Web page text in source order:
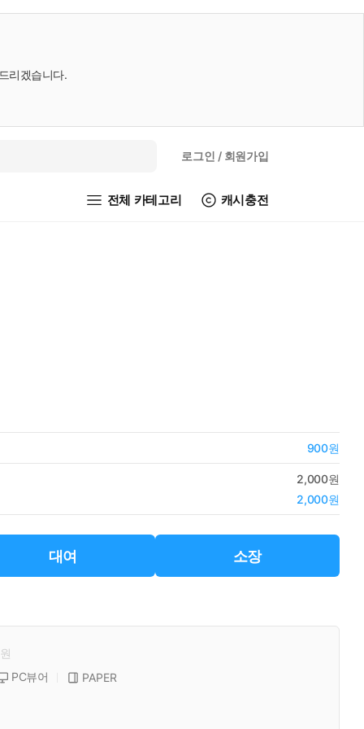
리겠습니다.
로그인 / 회원가입
전체 카테고리 캐시충전
900원
2,000원
2,000원
대여 소장
PC뷰어
PAPER